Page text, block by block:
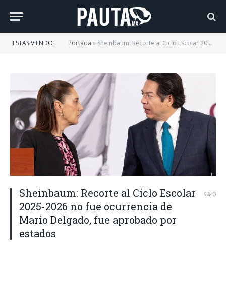
ESTAS VIENDO : Portada » Sheinbaum: Recorte al Ciclo Escolar 2025-2026 no fue ocurrencia de Mario Delgado, fue aprobado por estados
Sheinbaum: Recorte al Ciclo Escolar
2025-2026 no fue ocurrencia de
Mario Delgado, fue aprobado por
estados
0